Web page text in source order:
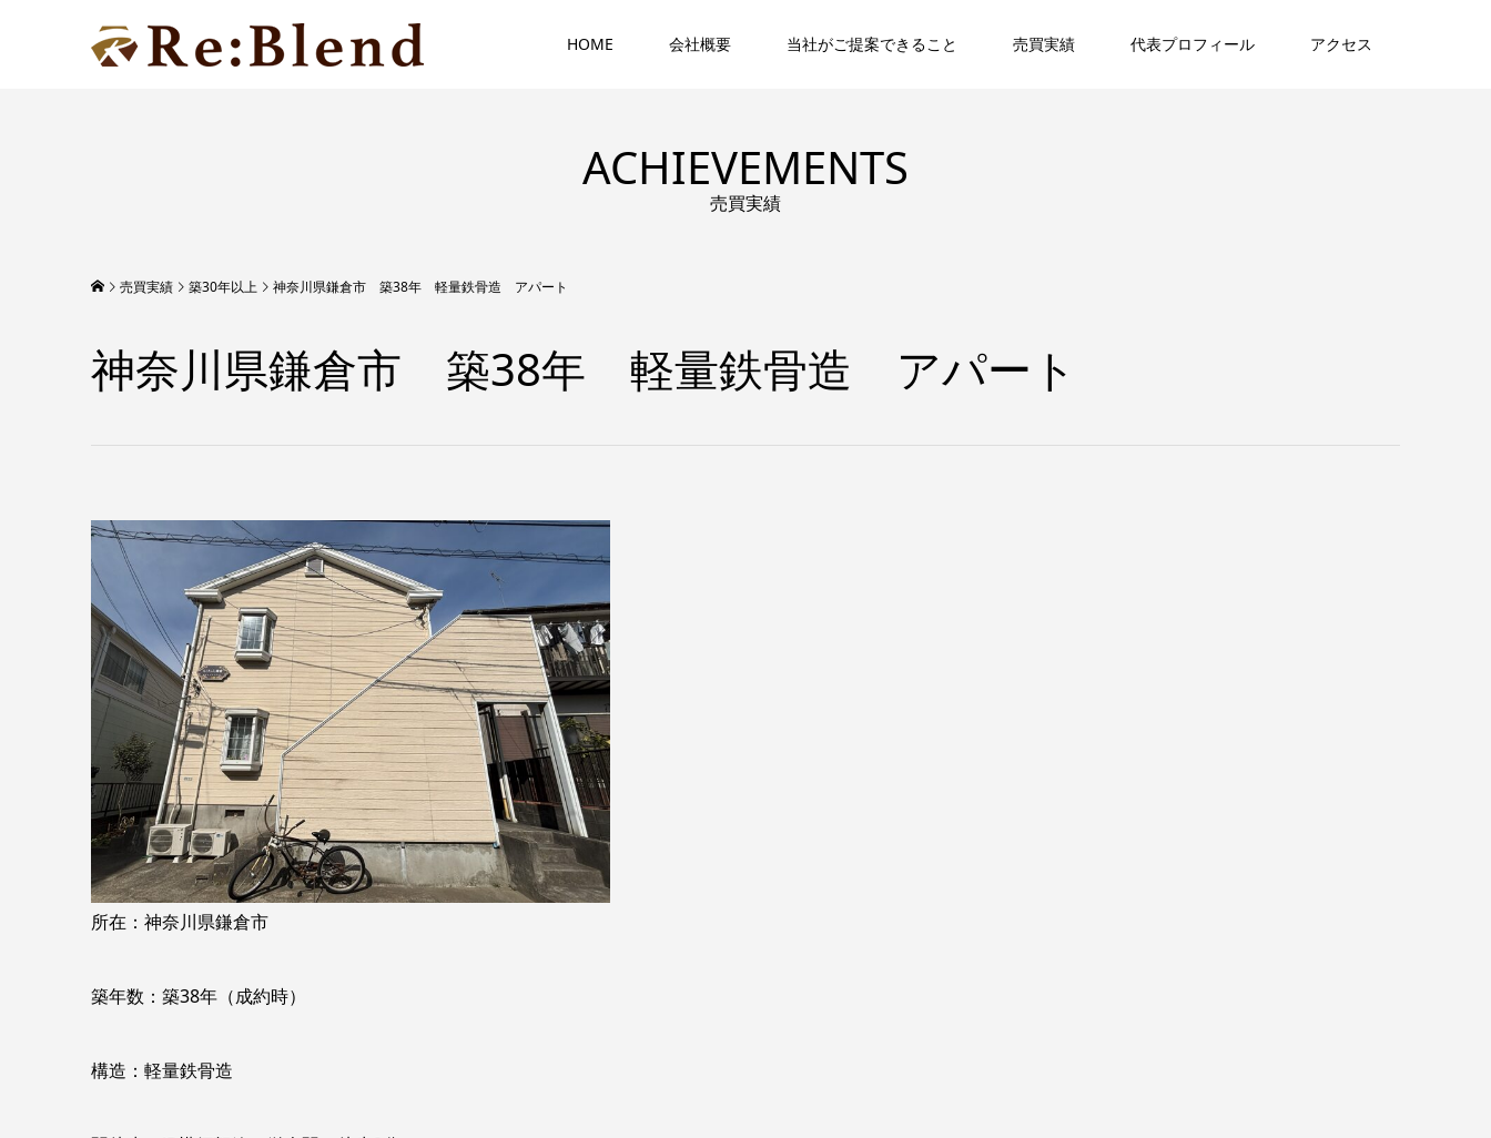
HOME 会社概要 当社がご提案できること 売買実績 代表プロフィール アクセス
ACHIEVEMENTS
売買実績
売買実績 築30年以上 神奈川県鎌倉市 築38年 軽量鉄骨造 アパート
神奈川県鎌倉市 築38年 軽量鉄骨造 アパート
所在：神奈川県鎌倉市
築年数：築38年（成約時）
構造：軽量鉄骨造